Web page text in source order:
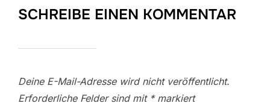
SCHREIBE EINEN KOMMENTAR
Deine E-Mail-Adresse wird nicht veröffentlicht.
Erforderliche Felder sind mit *markiert